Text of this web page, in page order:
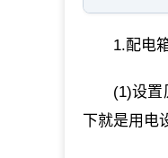
1.配电
(1)设置
下就是用电